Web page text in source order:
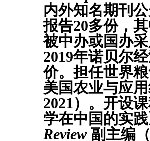
内外知名期刊
报告20多份，
被中办或国办
2019年诺贝尔
价。担任世界
美国农业与应
2021）。开设
学在中国的实
Review 副主编（